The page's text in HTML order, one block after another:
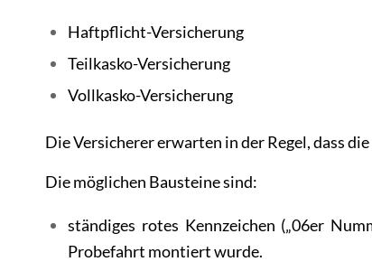
Haftpflicht-Versicherung
Teilkasko-Versicherung
Vollkasko-Versicherung
Die Versicherer erwarten in der Regel, dass
Die möglichen Bausteine sind:
ständiges rotes Kennzeichen („06er
Probefahrt montiert wurde.